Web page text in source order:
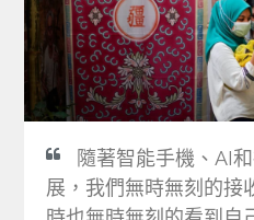
隨著智能手機、AI
展，我們無時無刻的接